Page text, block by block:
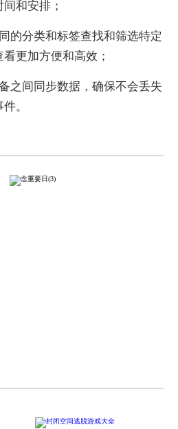
和安排；
的分类和标签查找和筛选特定
更加方便和高效；
之间同步数据，确保不会丢失
。